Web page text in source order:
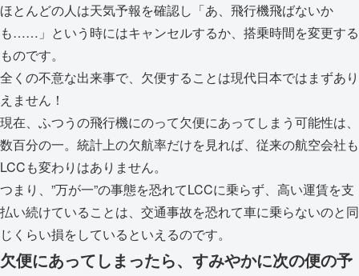
ほとんどの人は天気予報を確認し「あ、飛行機飛ばないか
も……」という時にはキャンセルするか、搭乗時間を変更する
ものです。
全くの不意な出来事で、欠便することは現代日本ではまずあり
えません！
現在、ふつうの飛行機にのって欠便にあってしまう可能性は、
数百分の一。統計上の欠航率だけを見れば、従来の航空会社も
LCCも変わりはありません。
つまり、”万が一”の事態を恐れてLCCに乗らず、高い運賃を支
払い続けていることは、交通事故を恐れて車に乗らないのと同
じくらい損をしているといえるのです。
欠便にあってしまったら、すみやかに次の便の予